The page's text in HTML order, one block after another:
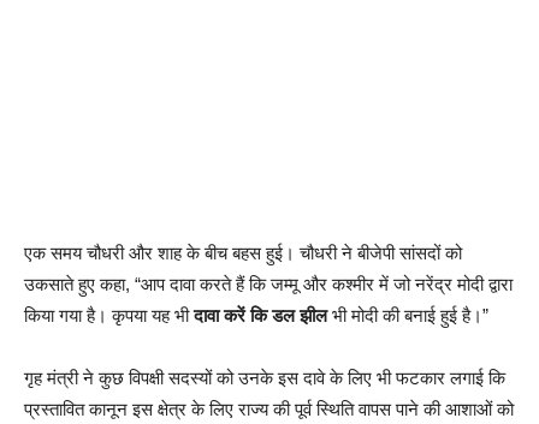
एक समय चौधरी और शाह के बीच बहस हुई। चौधरी ने बीजेपी सांसदों को
उकसाते हुए कहा, “आप दावा करते हैं कि जम्मू और कश्मीर में जो नरेंद्र मोदी द्वारा
किया गया है। कृपया यह भीदावा करें कि डल झीलभी मोदी की बनाई हुई है।”
गृह मंत्री ने कुछ विपक्षी सदस्यों को उनके इस दावे के लिए भी फटकार लगाई कि
प्रस्तावित कानून इस क्षेत्र के लिए राज्य की पूर्व स्थिति वापस पाने की आशाओं को